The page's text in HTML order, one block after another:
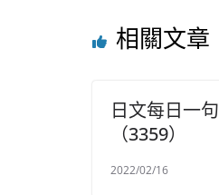
相關文章
日文每日一句
（3359）
2022/02/16